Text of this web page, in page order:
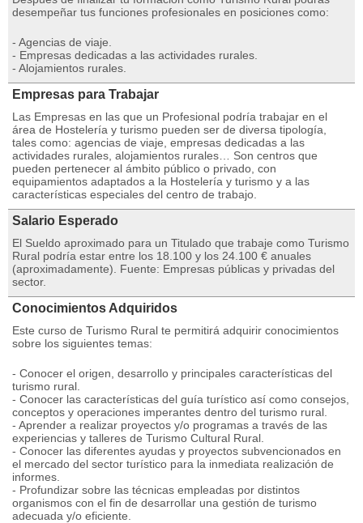
desempeñar tus funciones profesionales en posiciones como:
- Agencias de viaje.
- Empresas dedicadas a las actividades rurales.
- Alojamientos rurales.
Empresas para Trabajar
Las Empresas en las que un Profesional podría trabajar en el
área de Hostelería y turismo pueden ser de diversa tipología,
tales como: agencias de viaje, empresas dedicadas a las
actividades rurales, alojamientos rurales… Son centros que
pueden pertenecer al ámbito público o privado, con
equipamientos adaptados a la Hostelería y turismo y a las
características especiales del centro de trabajo.
Salario Esperado
El Sueldo aproximado para un Titulado que trabaje como Turismo
Rural podría estar entre los 18.100 y los 24.100 € anuales
(aproximadamente). Fuente: Empresas públicas y privadas del
sector.
Conocimientos Adquiridos
Este curso de Turismo Rural te permitirá adquirir conocimientos
sobre los siguientes temas:
- Conocer el origen, desarrollo y principales características del
turismo rural.
- Conocer las características del guía turístico así como consejos,
conceptos y operaciones imperantes dentro del turismo rural.
- Aprender a realizar proyectos y/o programas a través de las
experiencias y talleres de Turismo Cultural Rural.
- Conocer las diferentes ayudas y proyectos subvencionados en
el mercado del sector turístico para la inmediata realización de
informes.
- Profundizar sobre las técnicas empleadas por distintos
organismos con el fin de desarrollar una gestión de turismo
adecuada y/o eficiente.